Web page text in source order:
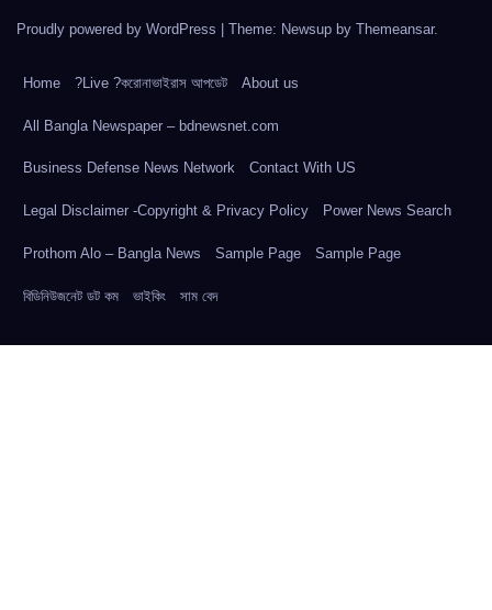
Proudly powered by WordPress Theme: Newsup by Themeansar.
Home ?Live ?করোনাভাইরাস আপডেট About us
All Bangla Newspaper – bdnewsnet.com
Business Defense News Network Contact With US
Legal Disclaimer -Copyright & Privacy Policy Power News Search
Prothom Alo – Bangla News Sample Page Sample Page
বিডিনিউজনেট ডট কম ভাইকিং সাম বেদ